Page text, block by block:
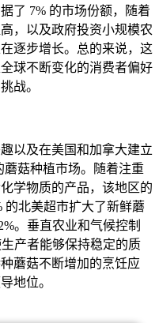
了 7% 的市场份额，随着
，以及政府投资小规模农
逐步增长。总的来说，这
球不断变化的消费者偏好
战。
以及在美国和加拿大建立
蘑菇种植市场。随着注重
学物质的产品，该地区的
的北美超市扩大了新鲜蘑
。垂直农业和气候控制
产者能够保持稳定的质
蘑菇不断增加的烹饪应
地位。